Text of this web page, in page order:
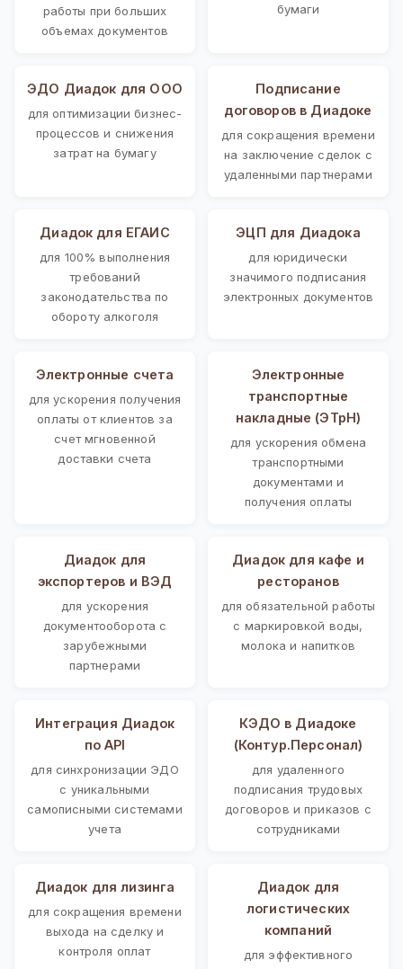
работы при больших
объемах документов
бумаги
ЭДО Диадок для ООО
для оптимизации бизнес-
процессов и снижения
затрат на бумагу
Подписание
договоров в Диадоке
для сокращения времени
на заключение сделок с
удаленными партнерами
Диадок для ЕГАИС
для 100% выполнения
требований
законодательства по
обороту алкоголя
ЭЦП для Диадока
для юридически
значимого подписания
электронных документов
Электронные счета
для ускорения получения
оплаты от клиентов за
счет мгновенной
доставки счета
Электронные
транспортные
накладные (ЭТрН)
для ускорения обмена
транспортными
документами и
получения оплаты
Диадок для
экспортеров и ВЭД
для ускорения
документооборота с
зарубежными
партнерами
Диадок для кафе и
ресторанов
для обязательной работы
с маркировкой воды,
молока и напитков
Интеграция Диадок
по API
для синхронизации ЭДО
с уникальными
самописными системами
учета
КЭДО в Диадоке
(Контур.Персонал)
для удаленного
подписания трудовых
договоров и приказов с
сотрудниками
Диадок для лизинга
для сокращения времени
выхода на сделку и
контроля оплат
Диадок для
логистических
компаний
для эффективного